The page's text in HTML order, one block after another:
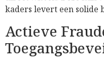
kaders levert een solide
Actieve